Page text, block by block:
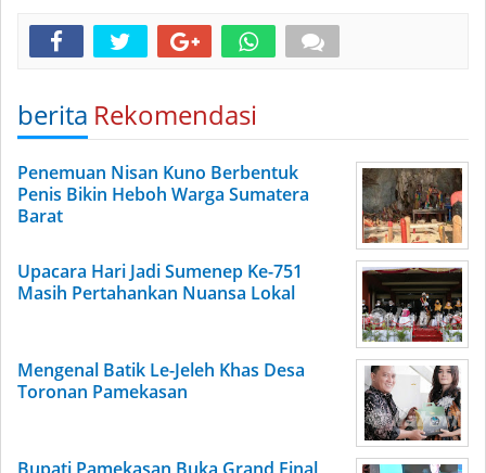
berita Rekomendasi
Penemuan Nisan Kuno Berbentuk
Penis Bikin Heboh Warga Sumatera
Barat
Upacara Hari Jadi Sumenep Ke-751
Masih Pertahankan Nuansa Lokal
Mengenal Batik Le-Jeleh Khas Desa
Toronan Pamekasan